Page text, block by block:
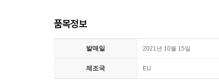
품목정보
발매일 2021년 10월 15일
제조국 EU